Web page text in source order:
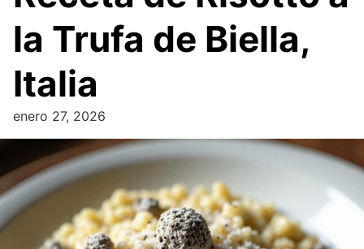
la Trufa de Biella,
Italia
enero 27, 2026